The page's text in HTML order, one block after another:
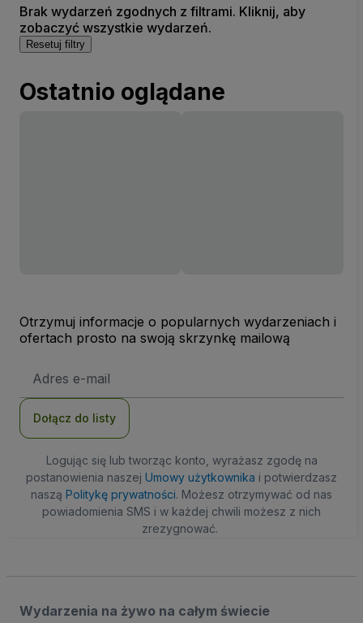
Brak wydarzeń zgodnych z filtrami. Kliknij, aby
zobaczyć wszystkie wydarzeń.
Resetuj filtry
Ostatnio oglądane
Otrzymuj informacje o popularnych wydarzeniach i
ofertach prosto na swoją skrzynkę mailową
e-
Dołącz do listy
Logując się lub tworząc konto, wyrażasz zgodę na
postanowienia naszej Umowy użytkownika i potwierdzasz
naszą Politykę prywatności. Możesz otrzymywać od nas
powiadomienia SMS i w każdej chwili możesz z nich
zrezygnować.
Wydarzenia na żywo na całym świecie